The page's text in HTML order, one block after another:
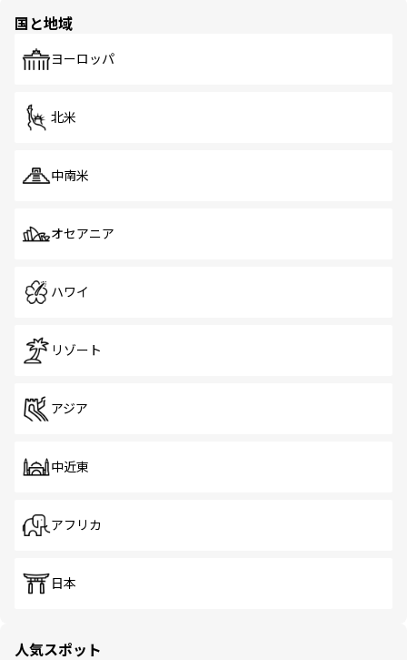
で、ホーカーズは地元の風情を楽しめる外せないスポット
国と地域
ヨーロッパ
北米
中南米
オセアニア
ハワイ
リゾート
アジア
中近東
アフリカ
日本
人気スポット